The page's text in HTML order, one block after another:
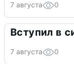
7 августа 0
Вступил в
7 августа 0